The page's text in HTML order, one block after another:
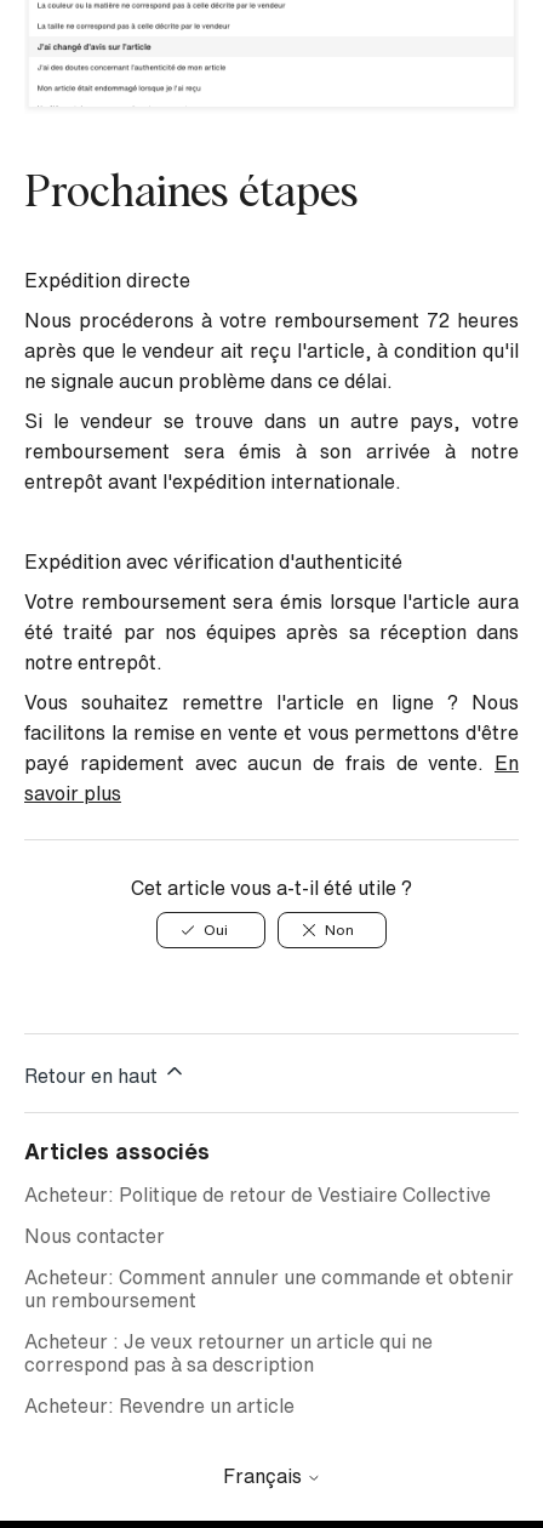
Prochaines étapes
Expédition directe
Nous procéderons à votre remboursement 72 heures
après que le vendeur ait reçu l'article, à condition qu'il
ne signale aucun problème dans ce délai.
Si le vendeur se trouve dans un autre pays, votre
remboursement sera émis à son arrivée à notre
entrepôt avant l'expédition internationale.
Expédition avec vérification d'authenticité
Votre remboursement sera émis lorsque l'article aura
été traité par nos équipes après sa réception dans
notre entrepôt.
Vous souhaitez remettre l'article en ligne ? Nous
facilitons la remise en vente et vous permettons d'être
payé rapidement avec aucun de frais de vente.
En
savoir plus
Cet article vous a-t-il été utile ?
Oui Non
Retour en haut
Articles associés
Acheteur: Politique de retour de Vestiaire Collective
Nous contacter
Acheteur: Comment annuler une commande et obtenir
un remboursement
Acheteur : Je veux retourner un article qui ne
correspond pas à sa description
Acheteur: Revendre un article
Français